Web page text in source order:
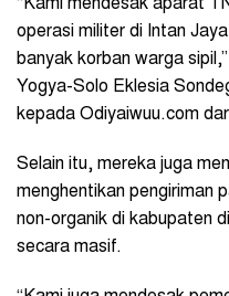
“Kami mendesak aparat
operasi militer di Intan
banyak korban warga
Yogya-Solo Eklesia
kepada Odiyaiwuu.com
Selain itu, mereka juga
menghentikan pengiriman
non-organik di kabupaten
secara masif.